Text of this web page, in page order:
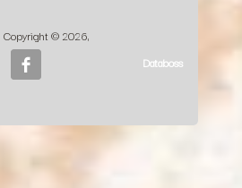
Copyright © 2026,
Databoss